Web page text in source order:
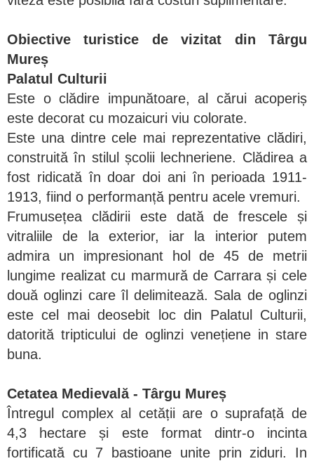
Obiective turistice de vizitat din Târgu
Mureș
Palatul Culturii
Este o clădire impunătoare, al cărui acoperiș
este decorat cu mozaicuri viu colorate.
Este una dintre cele mai reprezentative clădiri,
construită în stilul școlii lechneriene. Clădirea a
fost ridicată în doar doi ani în perioada 1911-
1913, fiind o performanță pentru acele vremuri.
Frumusețea clădirii este dată de frescele și
vitraliile de la exterior, iar la interior putem
admira un impresionant hol de 45 de metrii
lungime realizat cu marmură de Carrara și cele
două oglinzi care îl delimitează. Sala de oglinzi
este cel mai deosebit loc din Palatul Culturii,
datorită tripticului de oglinzi venețiene in stare
buna.
Cetatea Medievală - Târgu Mureș
Întregul complex al cetății are o suprafață de
4,3 hectare și este format dintr-o incinta
fortificată cu 7 bastioane unite prin ziduri. In